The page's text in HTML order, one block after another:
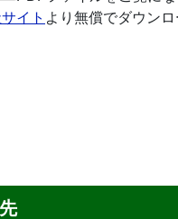
イト より無償でダウンロ